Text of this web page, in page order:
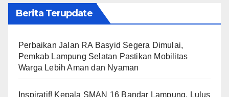
Berita Terupdate
Perbaikan Jalan RA Basyid Segera Dimulai,
Pemkab Lampung Selatan Pastikan Mobilitas
Warga Lebih Aman dan Nyaman
Inspiratif! Kepala SMAN 16 Bandar Lampung, Lulus